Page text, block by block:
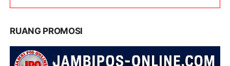
RUANG PROMOSI